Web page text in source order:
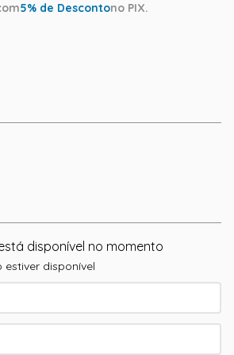
5% de Descontono PIX.
disponível no momento
disponível